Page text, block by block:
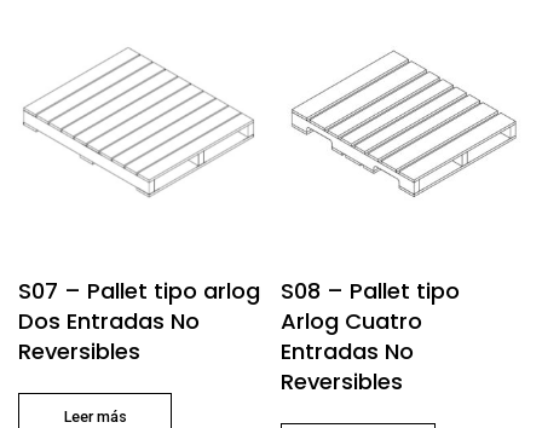
S07 – Pallet tipo arlog
Dos Entradas No
Reversibles
Leer más
S08 – Pallet tipo
Arlog Cuatro
Entradas No
Reversibles